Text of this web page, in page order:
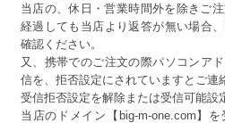
当店の、休日・営業時間外を除きご
経過しても当店より返答が無い場合
確認ください。
又、携帯でのご注文の際パソコンア
信を、拒否設定にされていますとご連
受信拒否設定を解除または受信可能設
当店のドメイン【big-m-one.com】